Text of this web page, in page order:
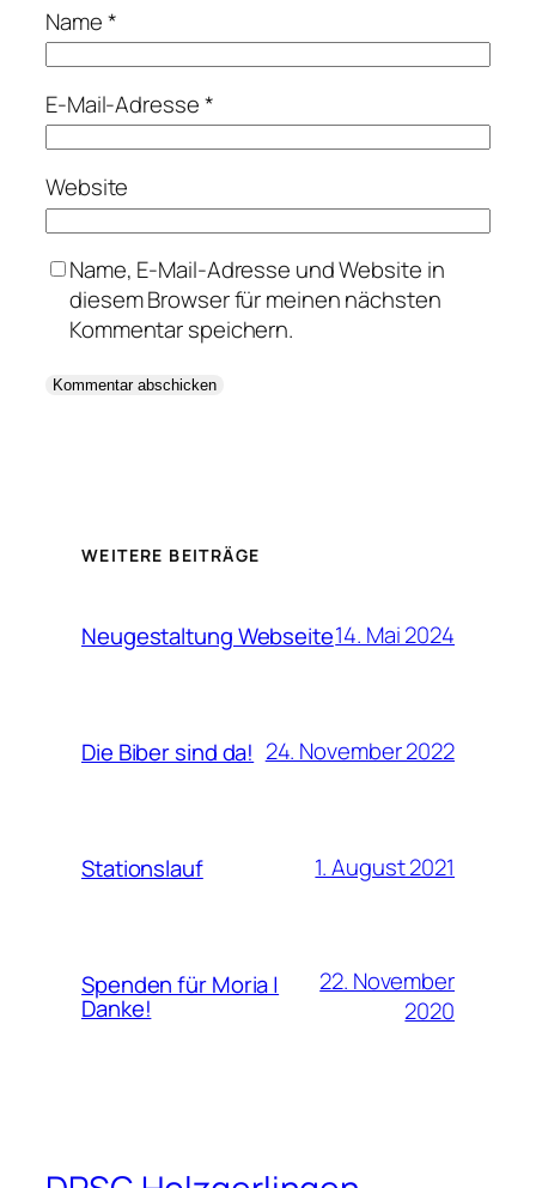
Name*
E-Mail-Adresse*
Website
Name, E-Mail-Adresse und Website in
diesem Browser für meinen nächsten
Kommentar speichern.
WEITERE BEITRÄGE
Neugestaltung Webseite14. Mai 2024
Die Biber sind da! 24. November 2022
Stationslauf 1. August 2021
Spenden für Moria |
Danke!
22. November
2020